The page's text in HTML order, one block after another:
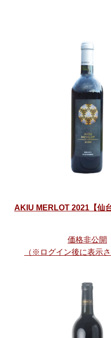
AKIU MERLOT 2021【仙
価格非公開
（※ログイン後に表示さ